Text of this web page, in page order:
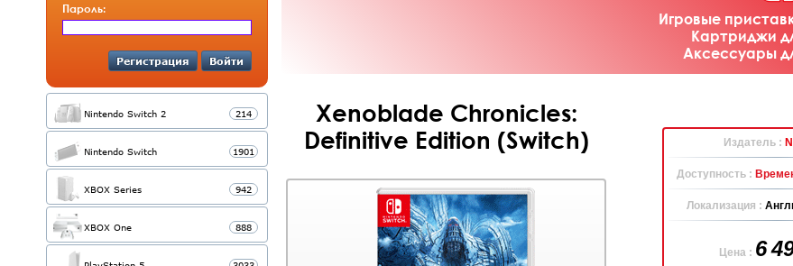
Пароль:
Регистрация Войти
Nintendo Switch 2 214
Nintendo Switch 1901
XBOX Series 942
XBOX One 888
Игровые
Картриджи
Аксессуары
Xenoblade Chronicles:
Definitive Edition (Switch)
Издатель :
Доступность :
Локализация :
Цена : 6